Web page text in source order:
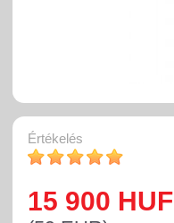
Értékelés
15 900 HUF